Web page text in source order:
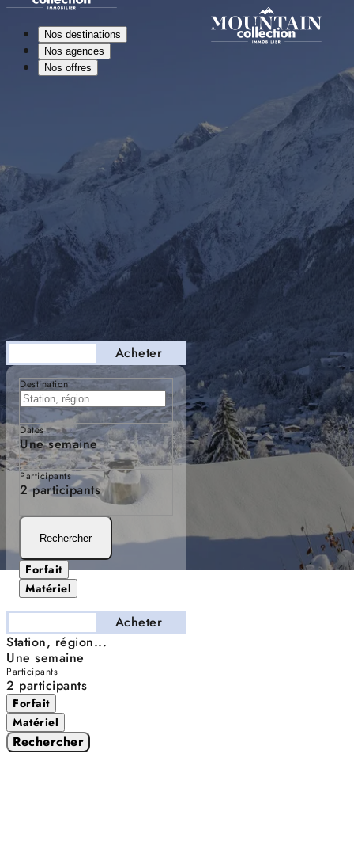
Acheter
Destination
Dates
Une semaine
Participants
2 participants
Rechercher
Forfait
Matériel
Acheter
Station, région...
Une semaine
Participants
2 participants
Forfait
Matériel
Rechercher
Nos destinations
Nos agences
Nos offres